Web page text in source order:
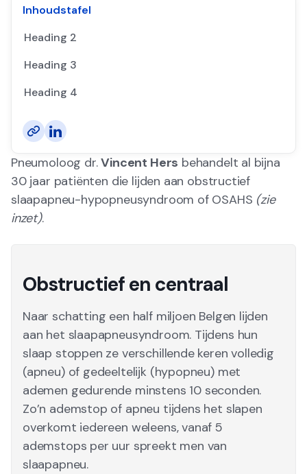
Inhoudstafel
Heading 2
Heading 3
Heading 4
Pneumoloog dr.Vincent Hers behandelt al bijna
30 jaar patiënten die lijden aan obstructief
slaapapneu-hypopneusyndroom of OSAHS (zie
inzet).
Obstructief en centraal
Naar schatting een half miljoen Belgen lijden
aan het slaapapneusyndroom. Tijdens hun
slaap stoppen ze verschillende keren volledig
(apneu) of gedeeltelijk (hypopneu) met
ademen gedurende minstens 10 seconden.
Zo’n ademstop of apneu tijdens het slapen
overkomt iedereen weleens, vanaf 5
ademstops per uur spreekt men van
slaapapneu.